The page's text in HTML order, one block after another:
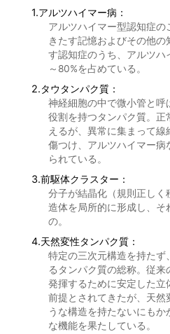
1.アルツハイマー病：
アルツハイマー型認知症の
きたす記憶およびその他
す認知症のうち、アルツ
～80%を占めている。
2.タウタンパク質：
神経細胞の中で微小管と呼
役割を持つタンパク質。正
えるが、異常に集まって
傷つけ、アルツハイマー病
られている。
3.前駆体クラスター：
分子が結晶化（規則正し
造体を局所的に形成し、そ
の。
4.天然変性タンパク質：
特定の三次元構造を持たず
るタンパク質の総称。従
発揮するために安定した
前提とされてきたが、天然
うな構造を持たないにも
な機能を果たしている。